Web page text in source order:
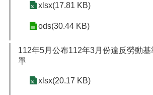
xlsx(17.81 KB)
ods(30.44 KB)
112年5月公布112年3月份違反勞動基
單
xlsx(20.17 KB)